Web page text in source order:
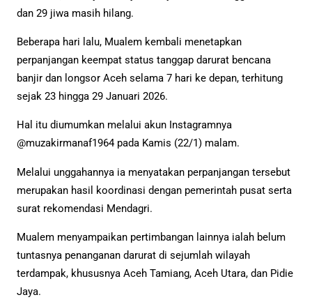
dan 29 jiwa masih hilang.
Beberapa hari lalu, Mualem kembali menetapkan
perpanjangan keempat status tanggap darurat bencana
banjir dan longsor Aceh selama 7 hari ke depan, terhitung
sejak 23 hingga 29 Januari 2026.
Hal itu diumumkan melalui akun Instagramnya
@muzakirmanaf1964 pada Kamis (22/1) malam.
Melalui unggahannya ia menyatakan perpanjangan tersebut
merupakan hasil koordinasi dengan pemerintah pusat serta
surat rekomendasi Mendagri.
Mualem menyampaikan pertimbangan lainnya ialah belum
tuntasnya penanganan darurat di sejumlah wilayah
terdampak, khususnya Aceh Tamiang, Aceh Utara, dan Pidie
Jaya.